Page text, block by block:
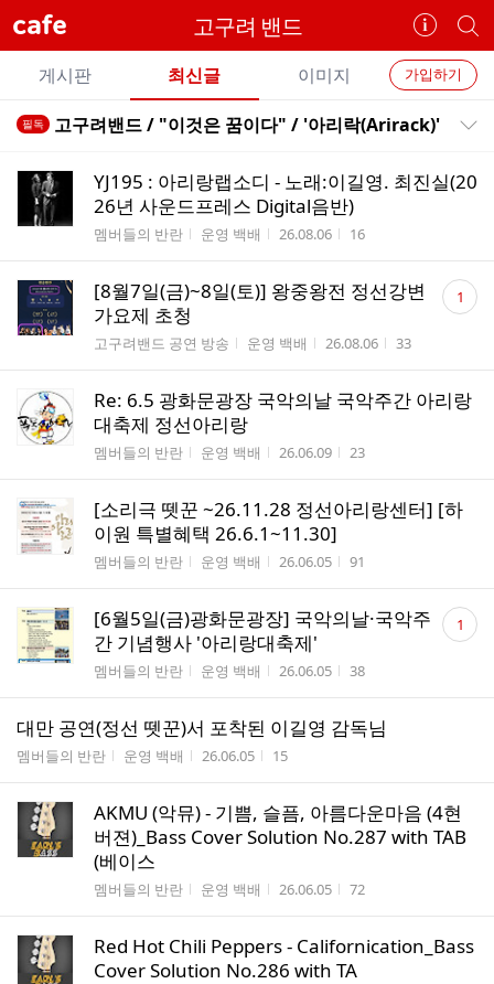
cafe 고구려 밴드
카
페
정
보
보
개
별
카
페
검
카
페
가입하기
게시판 최신글 이미지
전필독 고구려밴드 / "이것은 꿈이다" / '아리락(Arirack)'
YJ195 : 아리랑랩소디 - 노래:이길영. 최진실(20
26년 사운드프레스 Digital음반)
게시판명
멤버들의 반란 작성자
운영 백배 작성시간
26.08.06 조회수
16
[8월7일(금)~8일(토)] 왕중왕전 정선강변
가요제 초청
게시판명
고구려밴드 공연 방송 작성자
운영 백배 작성시간
26.08.06 조회수
33
댓
글 1
Re: 6.5 광화문광장 국악의날 국악주간 아리랑
대축제 정선아리랑
게시판명
멤버들의 반란 작성자
운영 백배 작성시간
26.06.09 조회수
23
[소리극 뗏꾼 ~26.11.28 정선아리랑센터] [하
이원 특별혜택 26.6.1~11.30]
게시판명
멤버들의 반란 작성자
운영 백배 작성시간
26.06.05 조회수
91
[6월5일(금)광화문광장] 국악의날·국악주
간 기념행사 '아리랑대축제'
게시판명
멤버들의 반란 작성자
운영 백배 작성시간
26.06.05 조회수
38
댓
글 1
대만 공연(정선 뗏꾼)서 포착된 이길영 감독님
게시판명
멤버들의 반란 작성자
운영 백배 작성시간
26.06.05 조회수
15
AKMU (악뮤) - 기쁨, 슬픔, 아름다운마음 (4현
버젼)_Bass Cover Solution No.287 with TAB
(베이스
게시판명
멤버들의 반란 작성자
운영 백배 작성시간
26.06.05 조회수
72
Red Hot Chili Peppers - Californication_Bass
Cover Solution No.286 with TA